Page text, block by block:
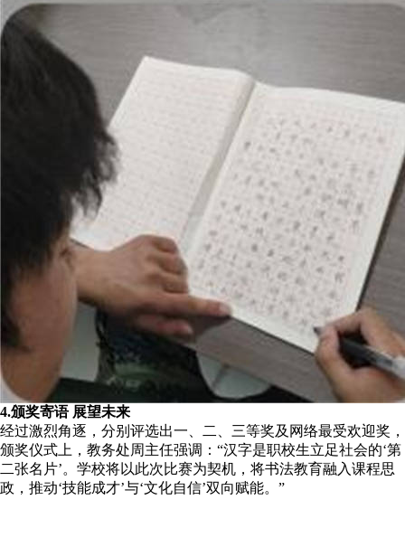
4.颁奖寄语 展望未来
经过激烈角逐，分别评选出一、二、三等奖及网络最受欢迎奖，
颁奖仪式上，教务处周主任强调：“汉字是职校生立足社会的‘第
二张名片’。学校将以此次比赛为契机，将书法教育融入课程思
政，推动‘技能成才’与‘文化自信’双向赋能。”